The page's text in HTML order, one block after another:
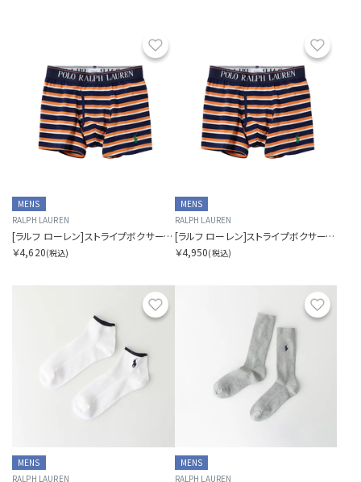
お気に入り
MENS
RALPH LAUREN
[ラルフ ローレン]ストライプボクサーブリーフ
￥4,620(税込)
MENS
RALPH LAUREN
[ラルフ ローレン]ストライプボクサーブリーフ
￥4,950(税込)
お気に入り
MENS
RALPH LAUREN
MENS
RALPH LAUREN